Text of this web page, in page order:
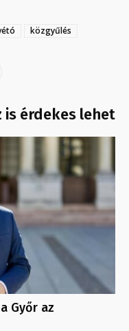
közgyűlés
is érdekes lehet
Győr az